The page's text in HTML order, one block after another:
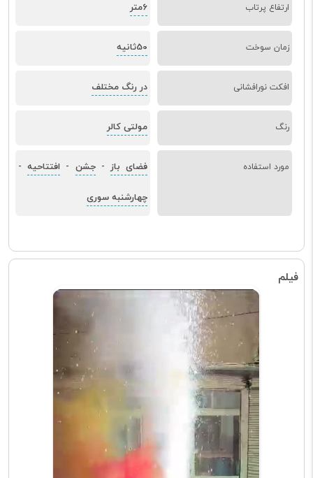
ارتفاع پرتاب 6متر
زمان سوخت 50ثانیه
افکت نورافشانی در رنگ مختلف
رنگ مولتی کالر
مورد استفاده فضای باز -جشن - افتتاحیه-
چهارشنبه سوری
فیلم